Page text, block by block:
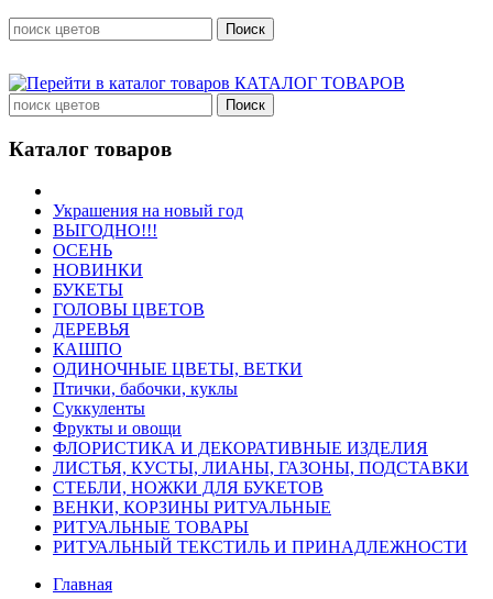
КАТАЛОГ ТОВАРОВ
Каталог товаров
Украшения на новый год
ВЫГОДНО!!!
ОСЕНЬ
НОВИНКИ
БУКЕТЫ
ГОЛОВЫ ЦВЕТОВ
ДЕРЕВЬЯ
КАШПО
ОДИНОЧНЫЕ ЦВЕТЫ, ВЕТКИ
Птички, бабочки, куклы
Суккуленты
Фрукты и овощи
ФЛОРИСТИКА И ДЕКОРАТИВНЫЕ ИЗДЕЛИЯ
ЛИСТЬЯ, КУСТЫ, ЛИАНЫ, ГАЗОНЫ, ПОДСТАВКИ
СТЕБЛИ, НОЖКИ ДЛЯ БУКЕТОВ
ВЕНКИ, КОРЗИНЫ РИТУАЛЬНЫЕ
РИТУАЛЬНЫЕ ТОВАРЫ
РИТУАЛЬНЫЙ ТЕКСТИЛЬ И ПРИНАДЛЕЖНОСТИ
Главная